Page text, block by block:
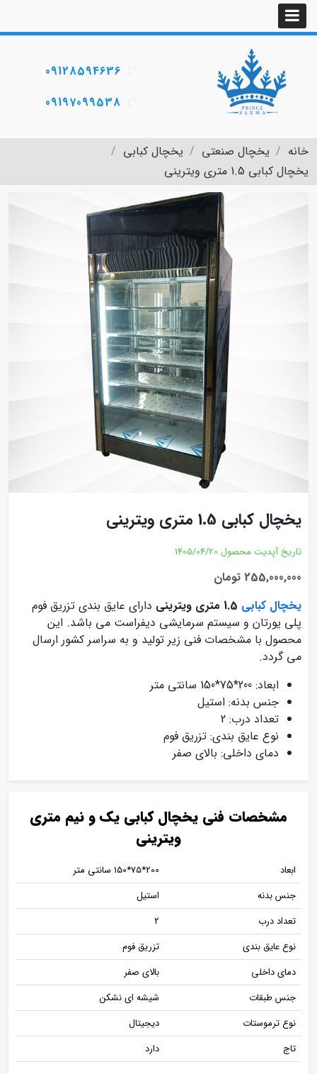
09128594636
09197099538
خانه یخچال صنعتی
یخچال کبابی
یخچال کبابی 1.5 متری ویترینی
یخچال کبابی 1.5 متری ویترینی
تاریخ آپدیت محصول 1405/04/20
255,000,000 تومان
یخچال کبابی
دارای عایق بندی تزریق فوم
پلی یورتان و سیستم سرمایشی دیفراست می باشد. این
محصول با مشخصات فنی زیر تولید و به سراسر کشور ارسال
می گردد.
ابعاد: 200*75*150 سانتی متر
جنس بدنه: استیل
تعداد درب: 2
نوع عایق بندی: تزریق فوم
دمای داخلی: بالای صفر
مشخصات فنی یخچال کبابی یک و نیم متری
ویترینی
ابعاد
200*75*150 سانتی متر
جنس بدنه
استیل
تعداد درب
2
نوع عایق بندی
تزریق فوم
دمای داخلی
بالای صفر
جنس طبقات
شیشه ای نشکن
نوع ترموستات
دیجیتال
تاج
دارد